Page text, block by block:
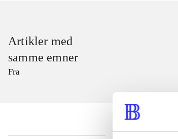
Artikler med
samme emner
Fra